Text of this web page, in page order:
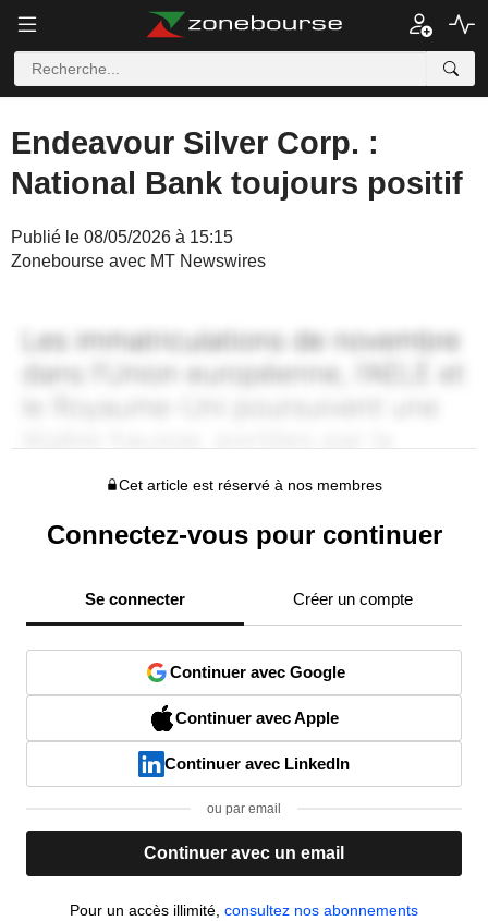
Endeavour Silver Corp. :
National Bank toujours positif
Publié le 08/05/2026 à 15:15
Zonebourse avec MT Newswires
Cet article est réservé à nos membres
Connectez-vous pour continuer
Se connecter Créer un compte
Continuer avec Google
Continuer avec Apple
Continuer avec LinkedIn
ou par email
Continuer avec un email
Pour un accès illimité, consultez nos abonnements